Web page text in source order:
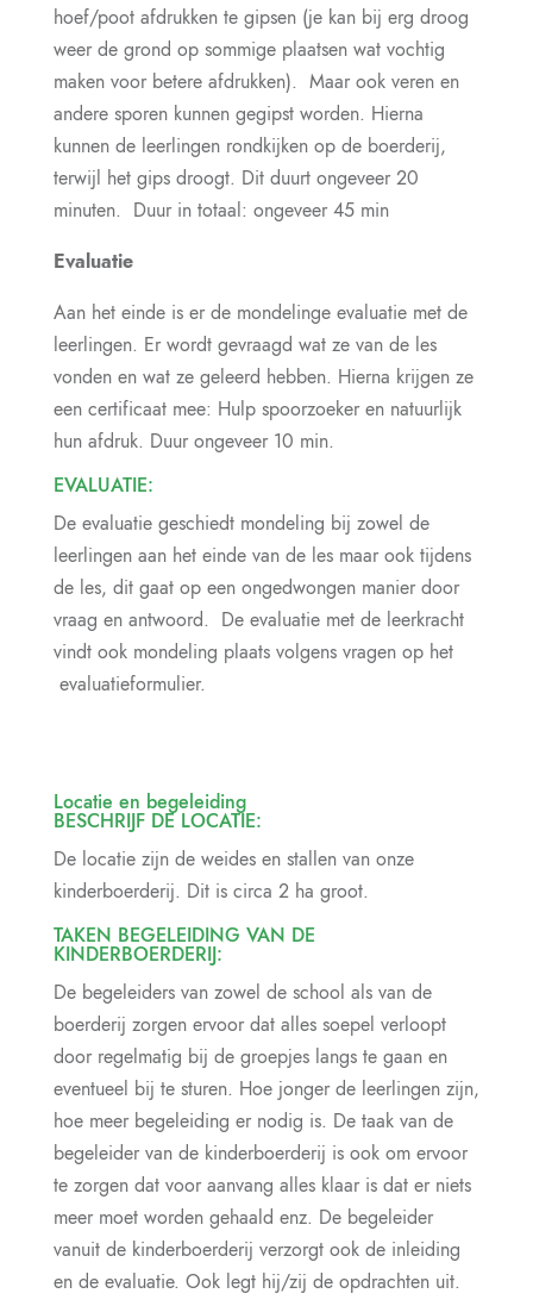
hoef/poot afdrukken te gipsen (je kan bij erg droog
weer de grond op sommige plaatsen wat vochtig
maken voor betere afdrukken). Maar ook veren en
andere sporen kunnen gegipst worden. Hierna
kunnen de leerlingen rondkijken op de boerderij,
terwijl het gips droogt. Dit duurt ongeveer 20
minuten. Duur in totaal: ongeveer 45 min
Evaluatie
Aan het einde is er de mondelinge evaluatie met de
leerlingen. Er wordt gevraagd wat ze van de les
vonden en wat ze geleerd hebben. Hierna krijgen ze
een certificaat mee: Hulp spoorzoeker en natuurlijk
hun afdruk. Duur ongeveer 10 min.
EVALUATIE:
De evaluatie geschiedt mondeling bij zowel de
leerlingen aan het einde van de les maar ook tijdens
de les, dit gaat op een ongedwongen manier door
vraag en antwoord. De evaluatie met de leerkracht
vindt ook mondeling plaats volgens vragen op het
evaluatieformulier.
Locatie en begeleiding
BESCHRIJF DE LOCATIE:
De locatie zijn de weides en stallen van onze
kinderboerderij. Dit is circa 2 ha groot.
TAKEN BEGELEIDING VAN DE
KINDERBOERDERIJ:
De begeleiders van zowel de school als van de
boerderij zorgen ervoor dat alles soepel verloopt
door regelmatig bij de groepjes langs te gaan en
eventueel bij te sturen. Hoe jonger de leerlingen zijn,
hoe meer begeleiding er nodig is. De taak van de
begeleider van de kinderboerderij is ook om ervoor
te zorgen dat voor aanvang alles klaar is dat er niets
meer moet worden gehaald enz. De begeleider
vanuit de kinderboerderij verzorgt ook de inleiding
en de evaluatie. Ook legt hij/zij de opdrachten uit.